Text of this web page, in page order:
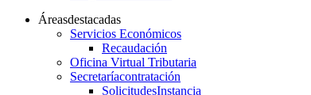
Áreasdestacadas
Servicios Económicos
Recaudación
Oficina Virtual Tributaria
Secretaríacontratación
SolicitudesInstancia